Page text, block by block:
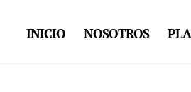
INICIO NOSOTROS